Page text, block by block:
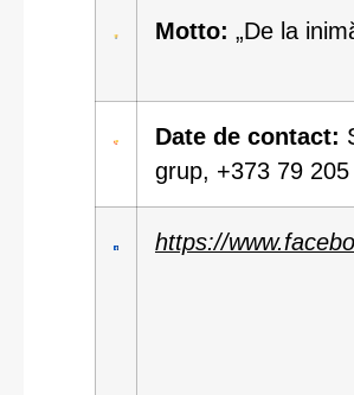
Motto: „De la
Date de contact:
grup, +373 79
https://